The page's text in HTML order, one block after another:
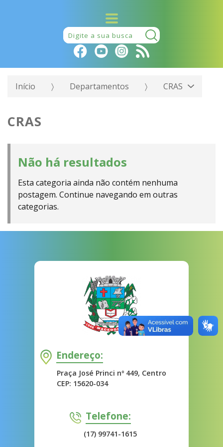
Pesquisar:
Início Departamentos CRAS
CRAS
Não há resultados
Esta categoria ainda não contém nenhuma
postagem. Continue navegando em outras
categorias.
Endereço:
Praça José Princi nº 449, Centro
CEP: 15620-034
Telefone:
(17) 99741-1615